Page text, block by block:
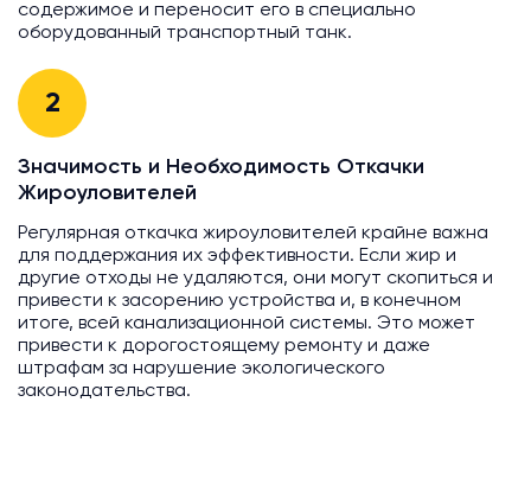
содержимое и переносит его в специально
оборудованный транспортный танк.
2
Значимость и Необходимость Откачки
Жироуловителей
Регулярная откачка жироуловителей крайне важна
для поддержания их эффективности. Если жир и
другие отходы не удаляются, они могут скопиться и
привести к засорению устройства и, в конечном
итоге, всей канализационной системы. Это может
привести к дорогостоящему ремонту и даже
штрафам за нарушение экологического
законодательства.